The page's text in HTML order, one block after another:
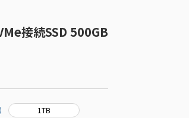
接続SSD 500GB
1TB